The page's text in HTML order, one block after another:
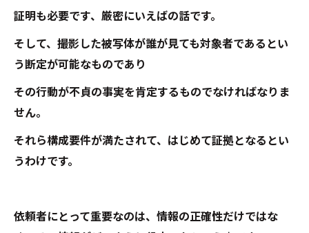
証明も必要です、厳密にいえばの話です。
そして、撮影した被写体が誰が見ても対象者であるとい
う断定が可能なものであり
その行動が不貞の事実を肯定するものでなければなりま
せん。
それら構成要件が満たされて、はじめて証拠となるとい
うわけです。
依頼者にとって重要なのは、情報の正確性だけではな